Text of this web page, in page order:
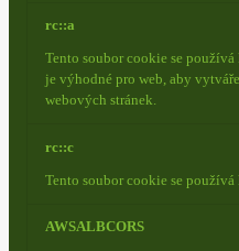
rc::a
Tento soubor cookie se
je výhodné pro web, aby
webových stránek.
rc::c
Tento soubor cookie se
AWSALBCORS